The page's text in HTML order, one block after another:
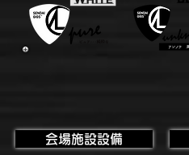
会場施設設備